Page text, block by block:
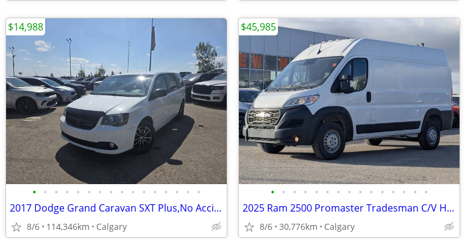
• • • • • • • • • • • • • • • •
2017 Dodge Grand Caravan SXT Plus,No Accidents,Service History#260208A
8/6 114,346km Calgary
$14,988
• • • • • • • • • • • • • • •
2025 Ram 2500 Promaster Tradesman C/V HR 136 WB Pkg22B #11081
8/6 30,776km Calgary
$45,985